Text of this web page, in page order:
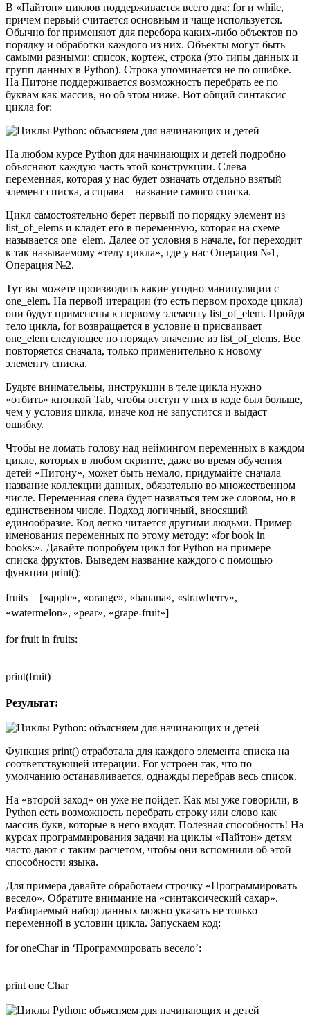
В «Пайтон» циклов поддерживается всего два: for и while,
причем первый считается основным и чаще используется.
Обычно for применяют для перебора каких-либо объектов по
порядку и обработки каждого из них. Объекты могут быть
самыми разными: список, кортеж, строка (это типы данных и
групп данных в Python). Строка упоминается не по ошибке.
На Питоне поддерживается возможность перебрать ее по
буквам как массив, но об этом ниже. Вот общий синтаксис
цикла for:
На любом курсе Python для начинающих и детей подробно
объясняют каждую часть этой конструкции. Слева
переменная, которая у нас будет означать отдельно взятый
элемент списка, а справа – название самого списка.
Цикл самостоятельно берет первый по порядку элемент из
list_of_elems и кладет его в переменную, которая на схеме
называется one_elem. Далее от условия в начале, for переходит
к так называемому «телу цикла», где у нас Операция №1,
Операция №2.
Тут вы можете производить какие угодно манипуляции с
one_elem. На первой итерации (то есть первом проходе цикла)
они будут применены к первому элементу list_of_elem. Пройдя
тело цикла, for возвращается в условие и присваивает
one_elem следующее по порядку значение из list_of_elems. Все
повторяется сначала, только применительно к новому
элементу списка.
Будьте внимательны, инструкции в теле цикла нужно
«отбить» кнопкой Tab, чтобы отступ у них в коде был больше,
чем у условия цикла, иначе код не запустится и выдаст
ошибку.
Чтобы не ломать голову над неймингом переменных в каждом
цикле, которых в любом скрипте, даже во время обучения
детей «Питону», может быть немало, придумайте сначала
название коллекции данных, обязательно во множественном
числе. Переменная слева будет назваться тем же словом, но в
единственном числе. Подход логичный, вносящий
единообразие. Код легко читается другими людьми. Пример
именования переменных по этому методу: «for book in
books:». Давайте попробуем цикл for Python на примере
списка фруктов. Выведем название каждого с помощью
функции print():
fruits = [«apple», «orange», «banana», «strawberry»,
«watermelon», «pear», «grape-fruit»]
for fruit in fruits:
print(fruit)
Результат:
Функция print() отработала для каждого элемента списка на
соответствующей итерации. For устроен так, что по
умолчанию останавливается, однажды перебрав весь список.
На «второй заход» он уже не пойдет. Как мы уже говорили, в
Python есть возможность перебрать строку или слово как
массив букв, которые в него входят. Полезная способность! На
курсах программирования задачи на циклы «Пайтон» детям
часто дают с таким расчетом, чтобы они вспомнили об этой
способности языка.
Для примера давайте обработаем строчку «Программировать
весело». Обратите внимание на «синтаксический сахар».
Разбираемый набор данных можно указать не только
переменной в условии цикла. Запускаем код:
for oneChar in ‘Программировать весело’:
print one Char